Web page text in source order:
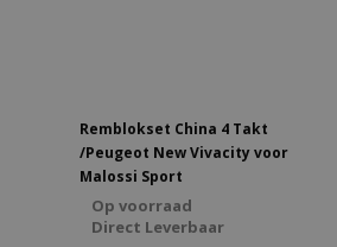
Remblokset China 4 Takt
/Peugeot New Vivacity voor
Malossi Sport
Op voorraad
Direct Leverbaar